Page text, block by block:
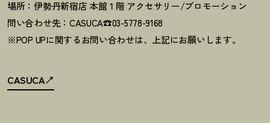
場所：伊勢丹新宿店 本館１階 アクセサリー/プロモーション
問い合わせ先：CASUCA☎03-5778-9168
※POP UPに関するお問い合わせは、上記にお願いします。
CASUCA